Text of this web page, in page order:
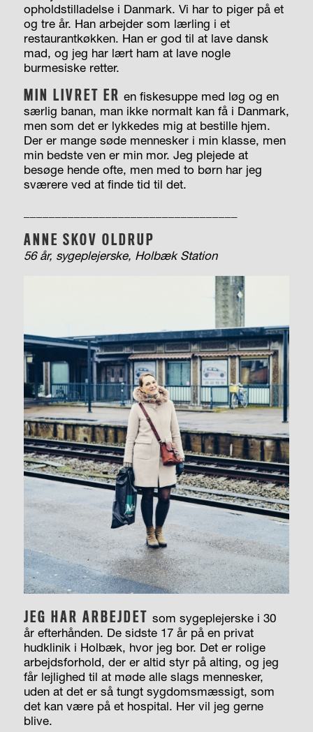
opholdstilladelse i Danmark. Vi har to piger på et
og tre år. Han arbejder som lærling i et
restaurantkøkken. Han er god til at lave dansk
mad, og jeg har lært ham at lave nogle
burmesiske retter.
MIN LIVRET ER en fiskesuppe med løg og en
særlig banan, man ikke normalt kan få i Danmark,
men som det er lykkedes mig at bestille hjem.
Der er mange søde mennesker i min klasse, men
min bedste ven er min mor. Jeg plejede at
besøge hende ofte, men med to børn har jeg
sværere ved at finde tid til det.
ANNE SKOV OLDRUP
56 år, sygeplejerske, Holbæk Station
JEG HAR ARBEJDET som sygeplejerske i 30
år efterhånden. De sidste 17 år på en privat
hudklinik i Holbæk, hvor jeg bor. Det er rolige
arbejdsforhold, der er altid styr på alting, og jeg
får lejlighed til at møde alle slags mennesker,
uden at det er så tungt sygdomsmæssigt, som
det kan være på et hospital. Her vil jeg gerne
blive.